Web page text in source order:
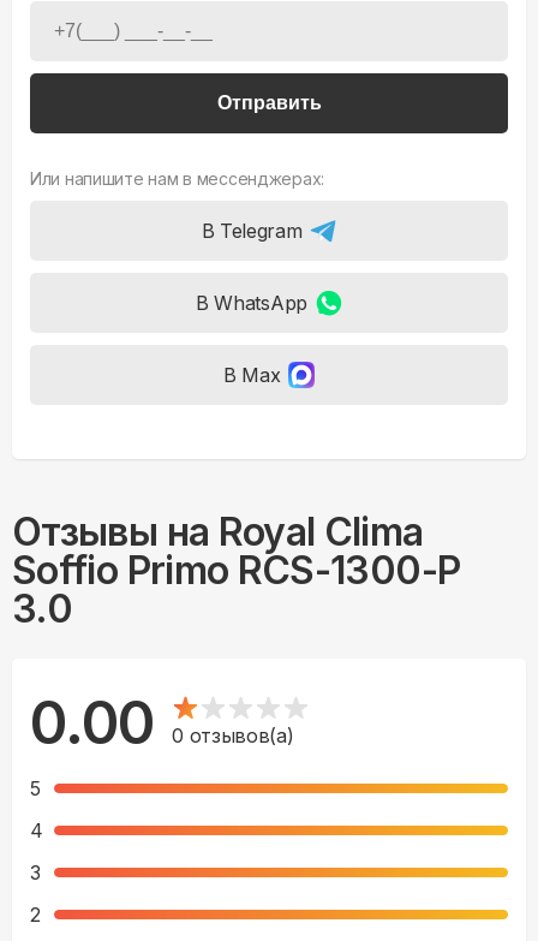
Отправить
Или напишите нам в мессенджерах:
В Telegram
В WhatsApp
В Max
Отзывы на Royal Clima
Soffio Primo RCS-1300-P
3.0
0.00 0 отзывов(а)
5
4
3
2